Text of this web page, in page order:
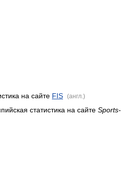
на сайте FIS (англ.)
статистика на сайте Sports-